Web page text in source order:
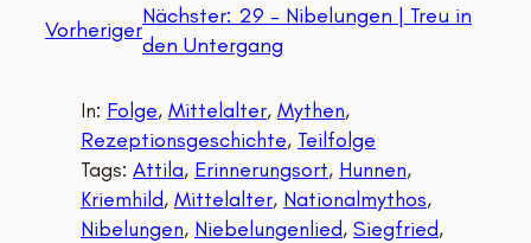
Vorheriger
Nächster: 29 – Nibelungen | Treu in
den Untergang
In: Folge, Mittelalter, Mythen
Rezeptionsgeschichte, Teilfolge
Tags: Attila, Erinnerungsort, Hunnen
Kriemhild, Mittelalter, Nationalmythos
Nibelungen, Niebelungenlied, Siegfried